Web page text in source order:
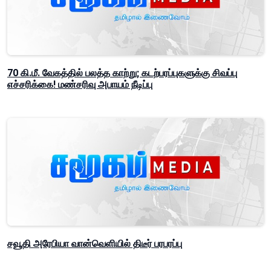
70 கி.மீ. வேகத்தில் பலத்த காற்று; கடற்பரப்புகளுக்கு சிவப்பு
எச்சரிக்கை! மண்சரிவு அபாயம் நீடிப்பு
சவூதி அரேபியா வான்வெளியில் திடீர் பரபரப்பு